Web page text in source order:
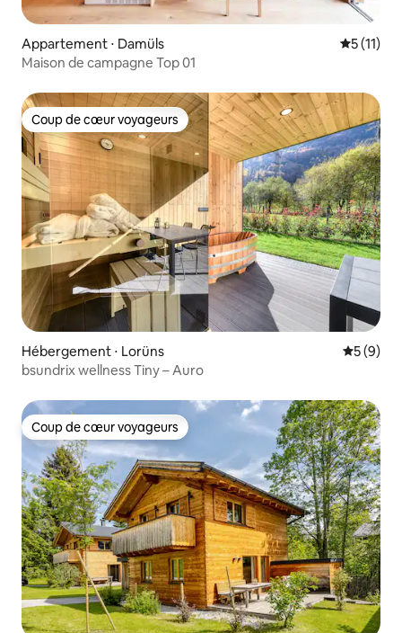
Appartement ⋅ Damüls
5 (11)
Maison de campagne Top 01
Coup de cœur voyageurs
Coup de cœur voyageurs
Hébergement ⋅ Lorüns
5 (9)
bsundrix wellness Tiny – Auro
Coup de cœur voyageurs
Coup de cœur voyageurs